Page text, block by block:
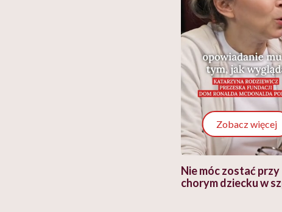
Zobacz więcej
Nie móc zostać przy
chorym dziecku w